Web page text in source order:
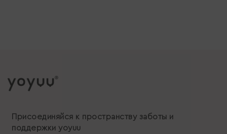
Присоединяйся к пространству заботы и
поддержки yoyuu